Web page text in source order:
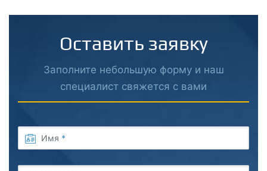
Оставить заявку
Заполните небольшую форму и наш
специалист свяжется с вами
Имя *